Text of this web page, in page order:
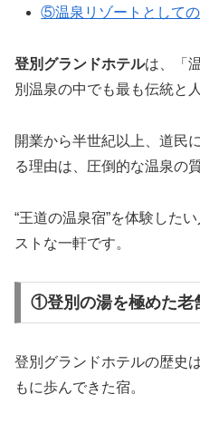
⑤温泉リゾートとして
登別グランドホテルは、「
別温泉の中でも最も伝統と
開業から半世紀以上、道民
る理由は、圧倒的な温泉の
“王道の温泉宿”を体験した
ストな一軒です。
①登別の湯を極めた老
登別グランドホテルの歴史
もに歩んできた宿。